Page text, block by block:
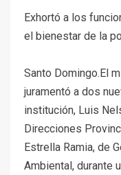
Exhortó a los
el bienestar de la
Santo Domingo.El
juramentó a dos
institución, Luis
Direcciones
Estrella Ramia, de
Ambiental, durante